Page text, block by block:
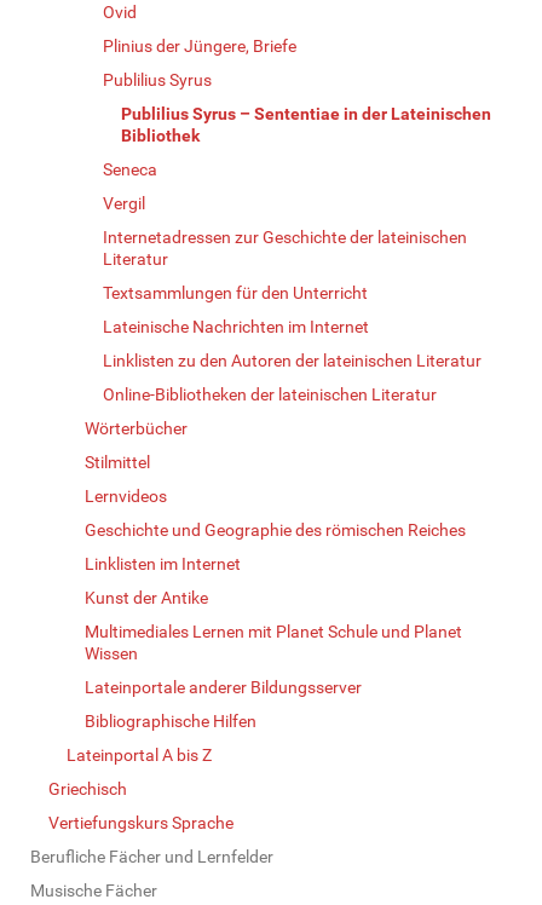
Ovid
Plinius der Jüngere, Briefe
Publilius Syrus
Publilius Syrus – Sententiae in der Lateinischen
Bibliothek
Seneca
Vergil
Internetadressen zur Geschichte der lateinischen
Literatur
Textsammlungen für den Unterricht
Lateinische Nachrichten im Internet
Linklisten zu den Autoren der lateinischen Literatur
Online-Bibliotheken der lateinischen Literatur
Wörterbücher
Stilmittel
Lernvideos
Geschichte und Geographie des römischen Reiches
Linklisten im Internet
Kunst der Antike
Multimediales Lernen mit Planet Schule und Planet
Wissen
Lateinportale anderer Bildungsserver
Bibliographische Hilfen
Lateinportal A bis Z
Griechisch
Vertiefungskurs Sprache
Berufliche Fächer und Lernfelder
Musische Fächer